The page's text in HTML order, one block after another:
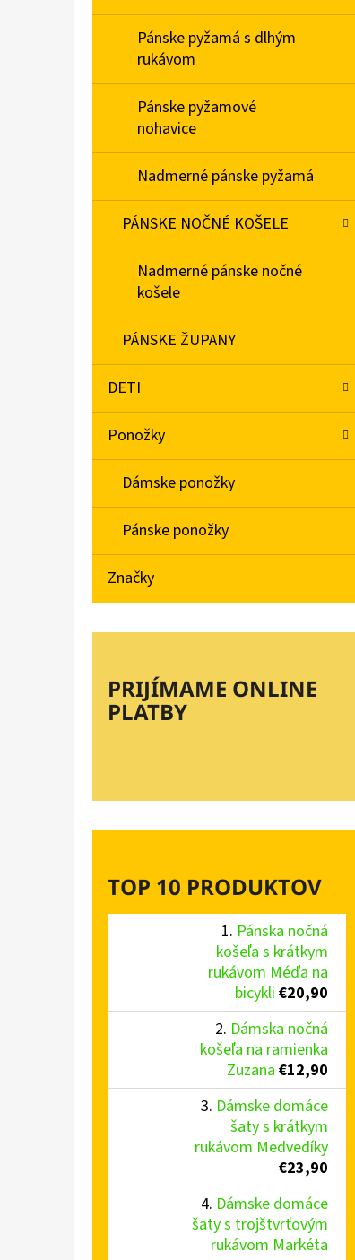
Pánske pyžamá s dlhým
rukávom
Pánske pyžamové
nohavice
Nadmerné pánske pyžamá
PÁNSKE NOČNÉ KOŠELE
Nadmerné pánske nočné
košele
PÁNSKE ŽUPANY
DETI
Ponožky
Dámske ponožky
Pánske ponožky
Značky
PRIJÍMAME ONLINE
PLATBY
TOP 10 PRODUKTOV
Pánska nočná
košeľa s krátkym
rukávom Méďa na
bicykli €20,90
Dámska nočná
košeľa na ramienka
Zuzana €12,90
Dámske domáce
šaty s krátkym
rukávom Medvedíky
€23,90
Dámske domáce
šaty s trojštvrťovým
rukávom Markéta